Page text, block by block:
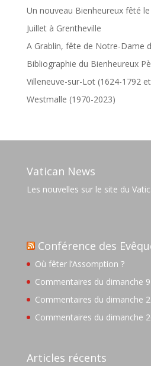
Un nouveau Bienheureux fêté
Juillet à Grentheville
A Grablin, fête de Notre-Dame
Bibliographie du Bienheureux
Villeneuve-sur-Lot (1624-1792
Westmalle (1970-2023)
Vatican News
Les nouvelles sur le site du
Conférence des
Où fêter l’Assomption ?
Commentaires du dimanche
Commentaires du dimanche
Commentaires du dimanche
Articles récents